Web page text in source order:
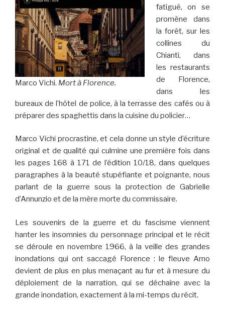
Marco Vichi. Mort à Florence.
fatigué, on se
promène dans
la forêt, sur les
collines du
Chianti, dans
les restaurants
de Florence,
dans les
bureaux de l’hôtel de police, à la terrasse des cafés ou à
préparer des spaghettis dans la cuisine du policier…
Marco Vichi procrastine, et cela donne un style d’écriture
original et de qualité qui culmine une première fois dans
les pages 168 à 171 de l’édition 10/18, dans quelques
paragraphes à la beauté stupéfiante et poignante, nous
parlant de la guerre sous la protection de Gabrielle
d’Annunzio et de la mère morte du commissaire.
Les souvenirs de la guerre et du fascisme viennent
hanter les insomnies du personnage principal et le récit
se déroule en novembre 1966, à la veille des grandes
inondations qui ont saccagé Florence : le fleuve Arno
devient de plus en plus menaçant au fur et à mesure du
déploiement de la narration, qui se déchaîne avec la
grande inondation, exactement à la mi-temps du récit.